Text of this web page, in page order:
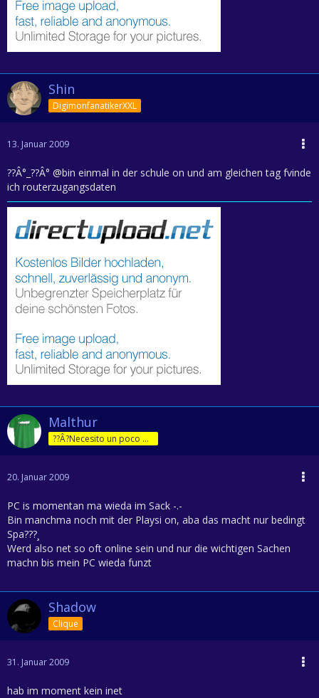
Shin
DigimonfanatikerXXL
13. Januar 2009
??Â°_??Â° @bin einmal in der schule on und am gleichen tag fvinde
ich routerzugangsdaten
Malthur
??Â?Necesito un poco de jam??Â?n!
20. Januar 2009
PC is momentan ma wieda im Sack -.-
Bin manchma noch mit der Playsi on, aba das macht nur bedingt
Spa???¸
Werd also net so oft online sein und nur die wichtigen Sachen
machn bis mein PC wieda funzt
Shadow
Clique
31. Januar 2009
hab im moment kein inet